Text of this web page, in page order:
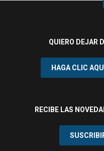
QUIERO DEJAR
HAGA CLIC
RECIBE LAS
e-
optar